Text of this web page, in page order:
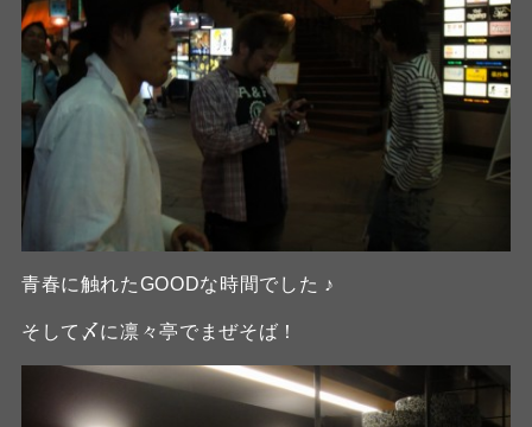
青春に触れたGOODな時間でした ♪
そして〆に凛々亭でまぜそば！